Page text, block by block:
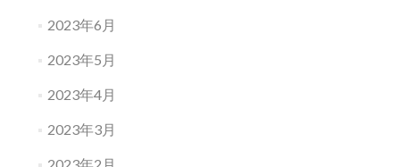
2023年6月
2023年5月
2023年4月
2023年3月